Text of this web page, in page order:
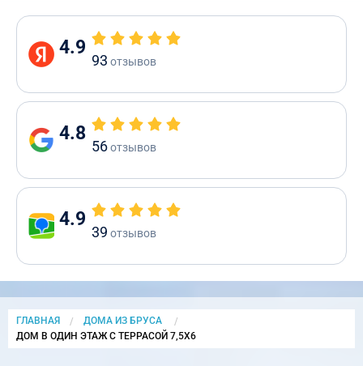
4.9
93 отзывов
4.8
56отзывов
4.9
39 отзывов
ГЛАВНАЯ
ДОМА ИЗ БРУСА
CURRENT:
ДОМ В ОДИН ЭТАЖ С ТЕРРАСОЙ 7,5Х6